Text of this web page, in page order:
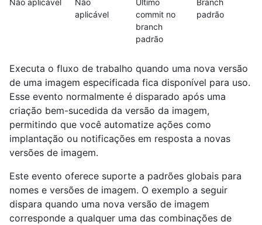
Não aplicável
Não
aplicável
Último
commit no
branch
padrão
Branch
padrão
Executa o fluxo de trabalho quando uma nova versão
de uma imagem especificada fica disponível para uso.
Esse evento normalmente é disparado após uma
criação bem-sucedida da versão da imagem,
permitindo que você automatize ações como
implantação ou notificações em resposta a novas
versões de imagem.
Este evento oferece suporte a padrões globais para
nomes e versões de imagem. O exemplo a seguir
dispara quando uma nova versão de imagem
corresponde a qualquer uma das combinações de